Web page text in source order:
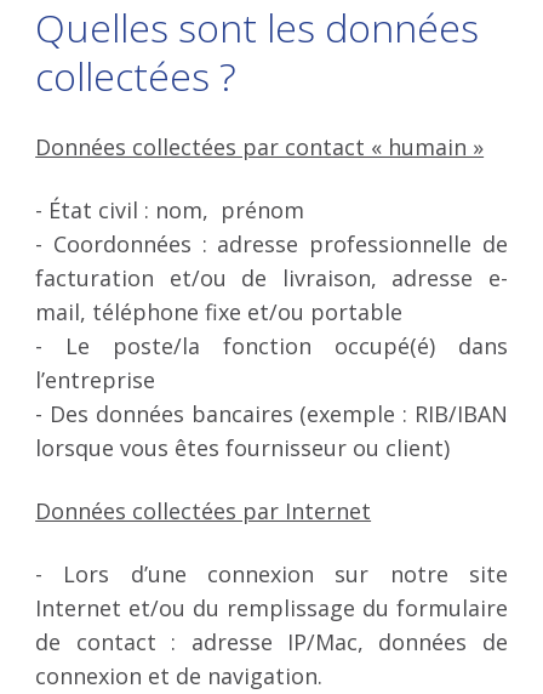
Quelles sont les données
collectées ?
Données collectées par contact « humain »
- État civil : nom, ​ prénom
- Coordonnées : adresse professionnelle de
facturation et/ou de livraison, adresse e-
mail, téléphone fixe et/ou portable
- Le poste/la fonction occupé(é) dans
l’entreprise
- Des données bancaires (exemple : RIB/IBAN
lorsque vous êtes fournisseur ou client)
Données collectées par Internet
- Lors d’une connexion sur notre site
Internet et/ou du remplissage du formulaire
de contact : adresse IP/Mac, données de
connexion et de navigation.